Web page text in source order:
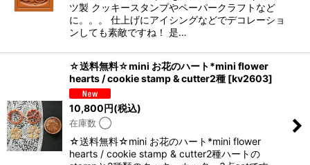
ツ製 クッキースタンプやペーパークラフトなど
に。。。 仕上げにアイシングなどでデコレーショ
ンしても素敵ですね！ 是…
☆送料無料☆mini お花のハート*mini flower
hearts / cookie stamp & cutter2種 [kv2603]
10,800円(税込)
在庫数 ◯
☆送料無料☆mini お花のハート*mini flower
hearts / cookie stamp & cutter2種ハートの